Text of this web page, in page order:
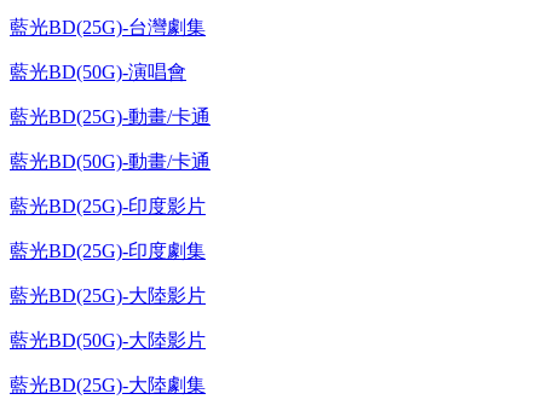
藍光BD(25G)-台灣劇集
藍光BD(50G)-演唱會
藍光BD(25G)-動畫/卡通
藍光BD(50G)-動畫/卡通
藍光BD(25G)-印度影片
藍光BD(25G)-印度劇集
藍光BD(25G)-大陸影片
藍光BD(50G)-大陸影片
藍光BD(25G)-大陸劇集